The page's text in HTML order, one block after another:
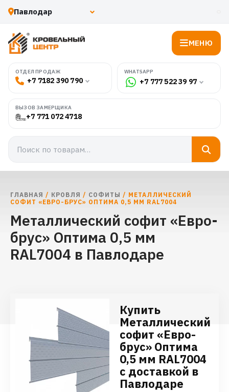
МЕНЮ
ОТДЕЛ ПРОДАЖ
+7 7182 390 790
WHATSAPP
+7 777 522 39 97
ВЫЗОВ ЗАМЕРЩИКА
+7 771 072 4718
ГЛАВНАЯ / КРОВЛЯ / СОФИТЫ / МЕТАЛЛИЧЕСКИЙ
СОФИТ «ЕВРО-БРУС» ОПТИМА 0,5 ММ RAL7004
Металлический софит «Евро-
брус» Оптима 0,5 мм
RAL7004 в Павлодаре
Купить
Металлический
софит «Евро-
брус» Оптима
0,5 мм RAL7004
с доставкой в
Павлодаре